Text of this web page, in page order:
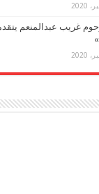
غريب عبدالمنعم